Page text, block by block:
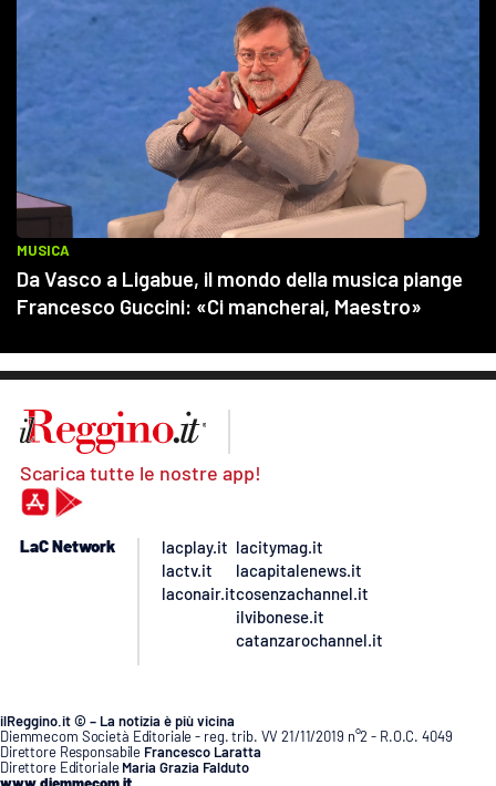
Scarica tutte le nostre app!
LaC Network
lacplay.it
lactv.it
laconair.it
lacitymag.it
lacapitalenews.it
cosenzachannel.it
ilvibonese.it
catanzarochannel.it
ilReggino.it © – La notizia è più vicina
Diemmecom Società Editoriale - reg. trib. VV 21/11/2019 n°2 - R.O.C. 4049
Direttore Responsabile Francesco Laratta
Direttore Editoriale Maria Grazia Falduto
www.diemmecom.it